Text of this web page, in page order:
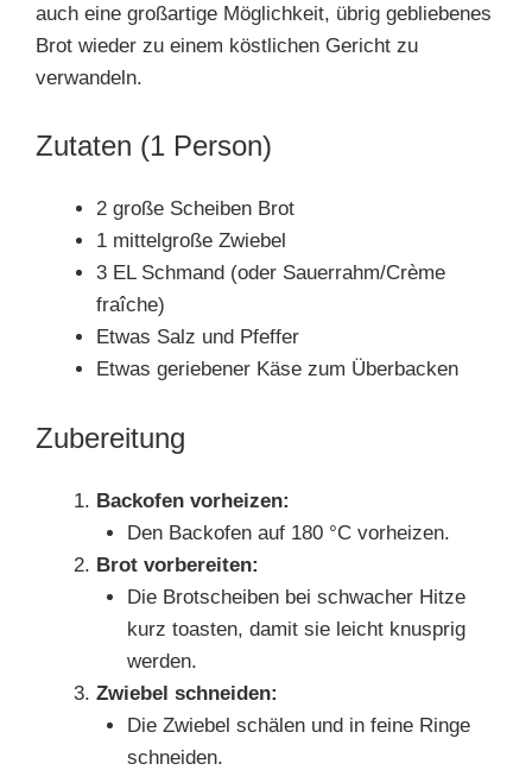
auch eine großartige Möglichkeit, übrig gebliebenes
Brot wieder zu einem köstlichen Gericht zu
verwandeln.
Zutaten (1 Person)
2 große Scheiben Brot
1 mittelgroße Zwiebel
3 EL Schmand (oder Sauerrahm/Crème
fraîche)
Etwas Salz und Pfeffer
Etwas geriebener Käse zum Überbacken
Zubereitung
Backofen vorheizen:
Den Backofen auf 180 °C vorheizen.
Brot vorbereiten:
Die Brotscheiben bei schwacher Hitze
kurz toasten, damit sie leicht knusprig
werden.
Zwiebel schneiden:
Die Zwiebel schälen und in feine Ringe
schneiden.